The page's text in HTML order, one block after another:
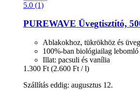
5.0 (1)
PUREWAVE Üvegtisztító,
Ablakokhoz, tükrökhöz és
100%-ban biológiailag lebomló
Illat: pacsuli és vanília
1.300 Ft (2.600 Ft / l)
Szállítás eddig: augusztus 12.